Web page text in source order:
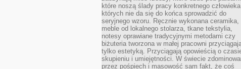
które noszą ślady pracy konkretnego
których nie da się do końca sprowadzić do
seryjnego wzoru. Ręcznie wykonana ceramika,
meble od lokalnego stolarza, tkane tekstylia,
notesy oprawiane tradycyjnymi metodami czy
biżuteria tworzona w małej pracowni
tylko estetyką. Przyciągają opowieścią o
skupieniu i umiejętności. W świecie
przez pośpiech i masowość sam fakt, że coś